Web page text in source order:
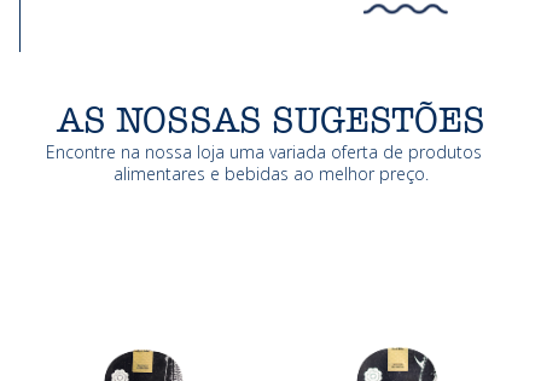
AS NOSSAS SUGESTÕES
Encontre na nossa loja uma variada oferta de produtos
alimentares e bebidas ao melhor preço.